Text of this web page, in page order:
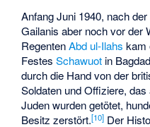
Anfang Juni 1940, nach
Gailanis aber noch vor der
RegentenAbd ul-Ilahs kam
FestesSchawuot in
durch die Hand von der
Soldaten und Offiziere, das
Juden wurden getötet,
Besitz zerstört.[10] Der